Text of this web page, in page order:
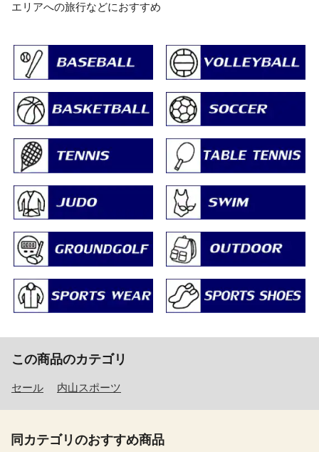
エリアへの旅行などにおすすめ
この商品のカテゴリ
セール 内山スポーツ
同カテゴリのおすすめ商品